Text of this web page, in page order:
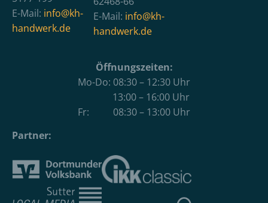
E-Mail: info@kh-
handwerk.de
E-Mail: info@kh-
handwerk.de
Öffnungszeiten:
Mo-Do: 08:30 – 12:30 Uhr
13:00 – 16:00 Uhr
Fr: 08:30 – 13:00 Uhr
Partner: